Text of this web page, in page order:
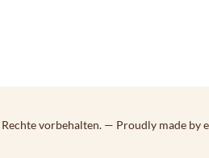
vorbehalten. — Proudly made by